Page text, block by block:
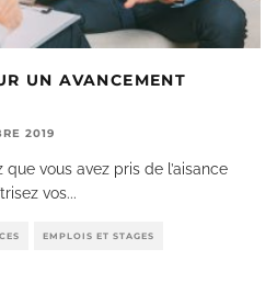
UN AVANCEMENT
2019
vous avez pris de l’aisance
vos...
EMPLOIS ET STAGES